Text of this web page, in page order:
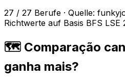
27 / 27 Berufe · Quelle:
Richtwerte auf Basis BFS LSE
🗺️ Comparação
ganha mais?